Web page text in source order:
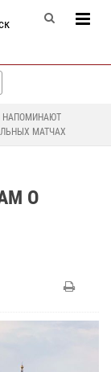
НАПОМИНАЮТ
МАТЧАХ
О